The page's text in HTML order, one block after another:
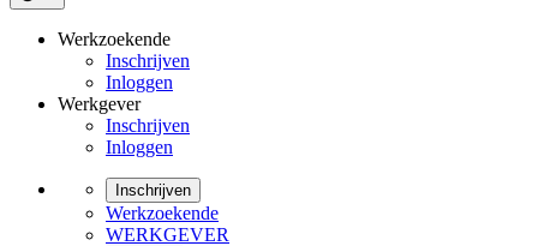
Werkzoekende
Inschrijven
Inloggen
Werkgever
Inschrijven
Inloggen
Inschrijven
Werkzoekende
WERKGEVER